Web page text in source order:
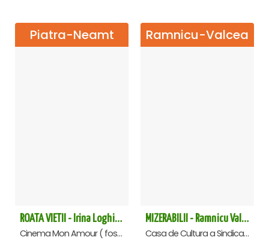
Piatra-Neamt
ROATA VIETII - Irina Loghin și Maria Dragomiroiu - Piatra Neamt
Cinema Mon Amour ( fost Dacia ), Piatra-Neamt
Ramnicu-Valcea
MIZERABILII - Ramnicu Valcea
Casa de Cultura a Sindicatelor , Ramnicu-Valcea